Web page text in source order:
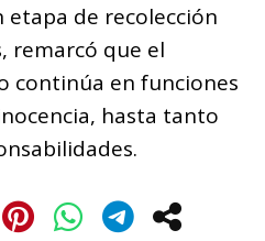
etapa de recolección
remarcó que el
continúa en funciones
hasta tanto